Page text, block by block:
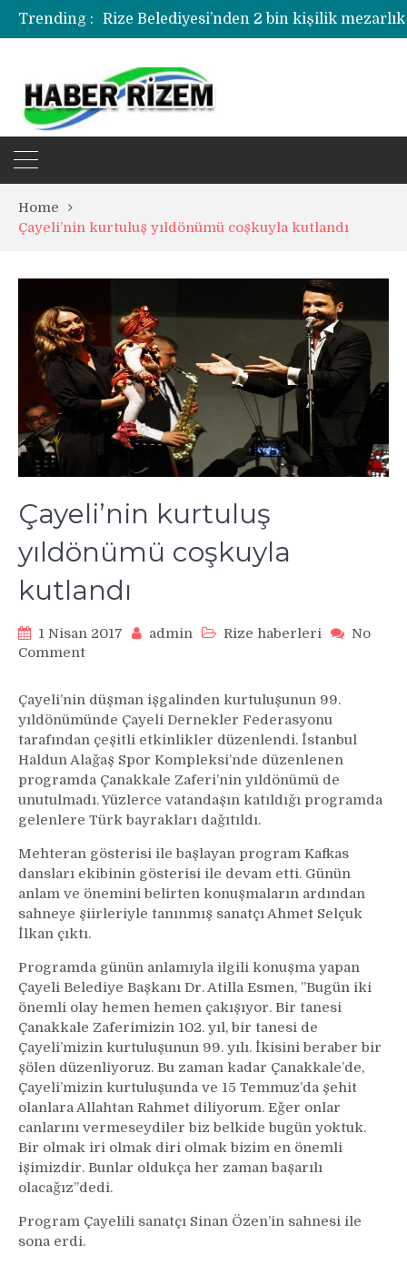
Trending :
Rize Belediyesi’nden 2 bin kişilik
Rize’de uyuşturucu operasyonunda 1
Home
Çayeli’nin kurtuluş yıldönümü coşkuyla kutlandı
Çayeli’nin kurtuluş
yıldönümü coşkuyla
kutlandı
1 Nisan 2017 admin Rize haberleri
No
Commenton
yıldönümü
coşkuyla
kutlandı
Çayeli’nin düşman işgalinden kurtuluşunun 99.
yıldönümünde Çayeli Dernekler Federasyonu
tarafından çeşitli etkinlikler düzenlendi. İstanbul
Haldun Alağaş Spor Kompleksi’nde düzenlenen
programda Çanakkale Zaferi’nin yıldönümü de
unutulmadı. Yüzlerce vatandaşın katıldığı programda
gelenlere Türk bayrakları dağıtıldı.
Mehteran gösterisi ile başlayan program Kafkas
dansları ekibinin gösterisi ile devam etti. Günün
anlam ve önemini belirten konuşmaların ardından
sahneye şiirleriyle tanınmış sanatçı Ahmet Selçuk
İlkan çıktı.
Programda günün anlamıyla ilgili konuşma yapan
Çayeli Belediye Başkanı Dr. Atilla Esmen, ’’Bugün iki
önemli olay hemen hemen çakışıyor. Bir tanesi
Çanakkale Zaferimizin 102. yıl, bir tanesi de
Çayeli’mizin kurtuluşunun 99. yılı. İkisini beraber bir
şölen düzenliyoruz. Bu zaman kadar Çanakkale’de,
Çayeli’mizin kurtuluşunda ve 15 Temmuz’da şehit
olanlara Allahtan Rahmet diliyorum. Eğer onlar
canlarını vermeseydiler biz belkide bugün yoktuk.
Bir olmak iri olmak diri olmak bizim en önemli
işimizdir. Bunlar oldukça her zaman başarılı
olacağız’’dedi.
Program Çayelili sanatçı Sinan Özen’in sahnesi ile
sona erdi.